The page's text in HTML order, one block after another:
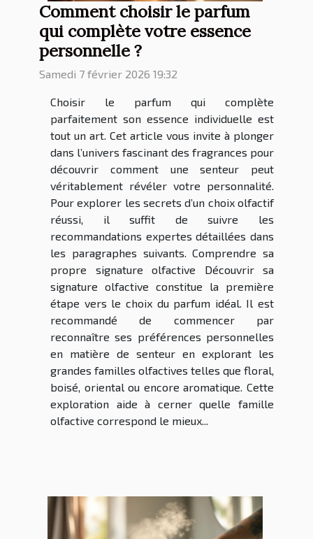
Comment choisir le parfum
qui complète votre essence
personnelle ?
Samedi 7 février 2026 19:32
Choisir le parfum qui complète
parfaitement son essence individuelle est
tout un art. Cet article vous invite à plonger
dans l’univers fascinant des fragrances pour
découvrir comment une senteur peut
véritablement révéler votre personnalité.
Pour explorer les secrets d’un choix olfactif
réussi, il suffit de suivre les
recommandations expertes détaillées dans
les paragraphes suivants. Comprendre sa
propre signature olfactive Découvrir sa
signature olfactive constitue la première
étape vers le choix du parfum idéal. Il est
recommandé de commencer par
reconnaître ses préférences personnelles
en matière de senteur en explorant les
grandes familles olfactives telles que floral,
boisé, oriental ou encore aromatique. Cette
exploration aide à cerner quelle famille
olfactive correspond le mieux...